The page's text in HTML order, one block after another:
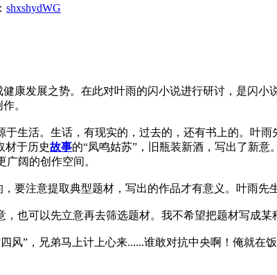
shxshydWG
健康发展之势。在此对叶雨的闪小说进行研讨，是闪
。
于生活。生话，有现实的，过去的，还有书上的。叶
材于历史故事的“凤鸣姑苏”，旧瓶装新酒，写出了新意
阔的创作空间。
注意提取典型题材，写出的作品才有意义。叶雨先
可以先立意再去筛选题材。我不希望把题材写成某
风”，兄弟马上计上心来......谁敢对抗中央啊！俺就在